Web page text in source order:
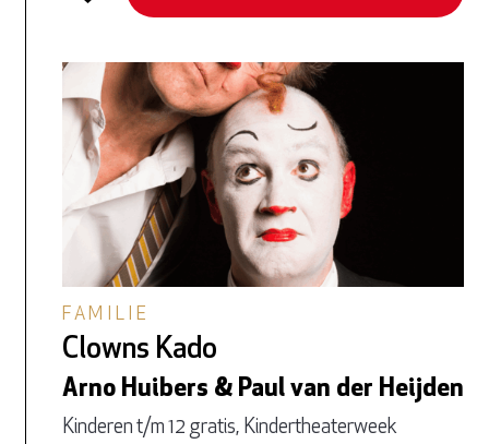
FAMILIE
Clowns Kado
Arno Huibers & Paul van der Heijden
Kinderen t/m 12 gratis, Kindertheaterweek